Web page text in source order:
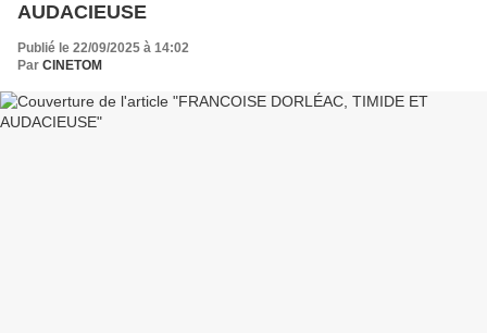
AUDACIEUSE
Publié le 22/09/2025 à 14:02
Par CINETOM